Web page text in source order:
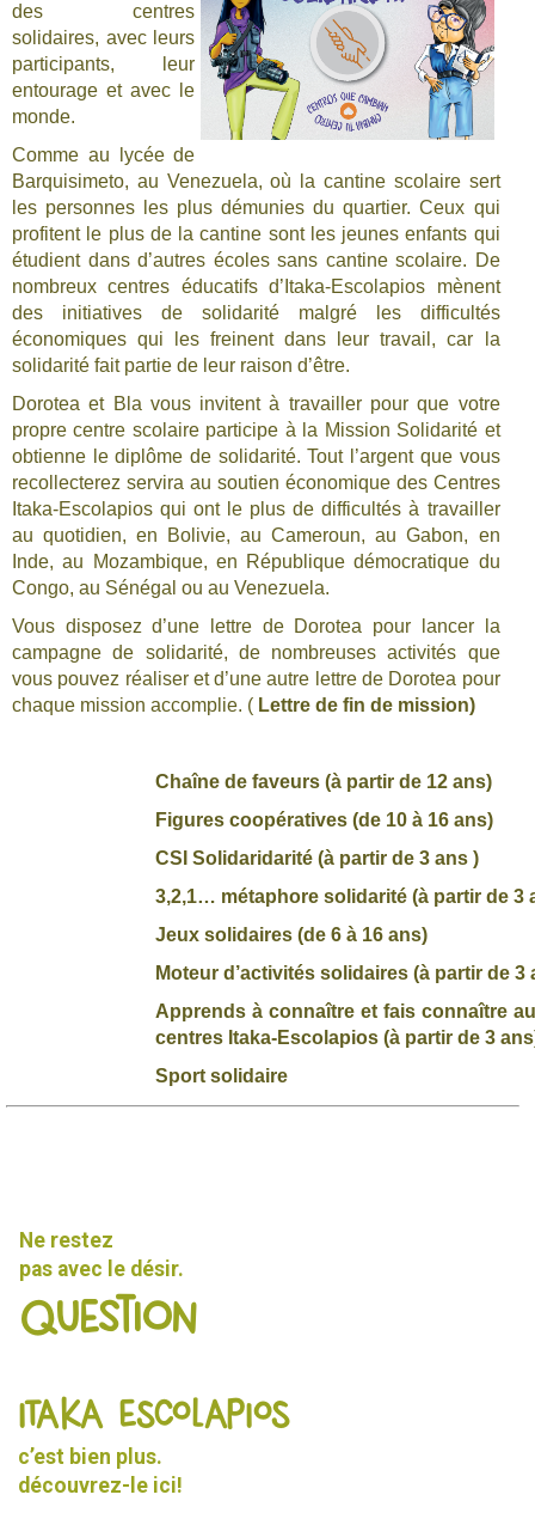
des centres
solidaires, avec leurs
participants, leur
entourage et avec le
monde.
Comme au lycée de
Barquisimeto, au Venezuela, où la cantine scolaire sert
les personnes les plus démunies du quartier. Ceux qui
profitent le plus de la cantine sont les jeunes enfants qui
étudient dans d’autres écoles sans cantine scolaire. De
nombreux centres éducatifs d’Itaka-Escolapios mènent
des initiatives de solidarité malgré les difficultés
économiques qui les freinent dans leur travail, car la
solidarité fait partie de leur raison d’être.
Dorotea et Bla vous invitent à travailler pour que votre
propre centre scolaire participe à la Mission Solidarité et
obtienne le diplôme de solidarité. Tout l’argent que vous
recollecterez servira au soutien économique des Centres
Itaka-Escolapios qui ont le plus de difficultés à travailler
au quotidien, en Bolivie, au Cameroun, au Gabon, en
Inde, au Mozambique, en République démocratique du
Congo, au Sénégal ou au Venezuela.
Vous disposez d’une lettre de Dorotea pour lancer la
campagne de solidarité, de nombreuses activités que
vous pouvez réaliser et d’une autre lettre de Dorotea pour
chaque mission accomplie. ( Lettre de fin de mission)
Chaîne de faveurs (à partir de 12 ans)
Figures coopératives (de 10 à 16 ans)
CSI Solidaridarité (à partir de 3 ans )
3,2,1… métaphore solidarité (à partir de 3
Jeux solidaires (de 6 à 16 ans)
Moteur d’activités solidaires (à partir de 3
Apprends à connaître et fais connaître
centres Itaka-Escolapios (à partir de 3
Sport solidaire
Ne restez
pas avec le désir.
Question
ITAKA ESCOLAPIOS
c’est bien plus.
découvrez-le ici!